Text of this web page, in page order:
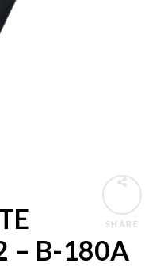
SHARE
– B-180A